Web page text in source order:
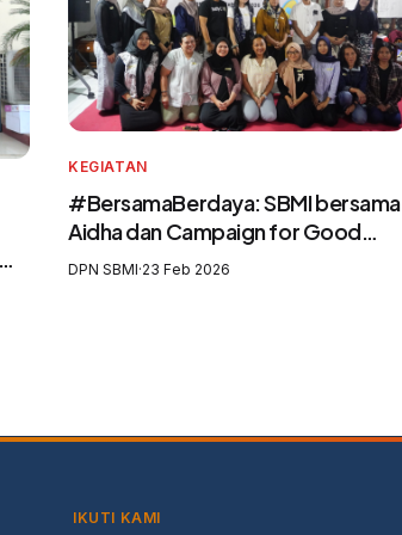
KEGIATAN
#BersamaBerdaya: SBMI bersama
Aidha dan Campaign for Good
Perkuat Purna Pekerja Migran
DPN SBMI·23 Feb 2026
IKUTI KAMI